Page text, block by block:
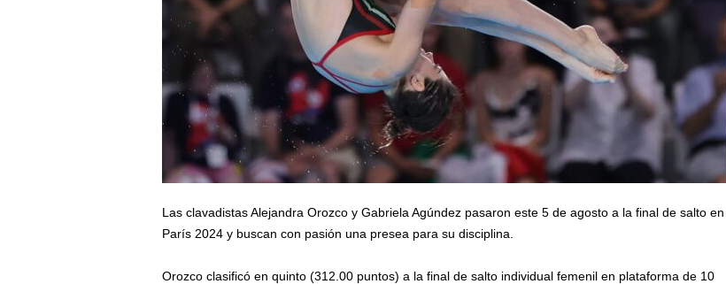
Las clavadistas Alejandra Orozco y Gabriela Agúndez pasaron este 5 de agosto a la final de salto en
París 2024 y buscan con pasión una presea para su disciplina.
Orozco clasificó en quinto (312.00 puntos) a la final de salto individual femenil en plataforma de 10